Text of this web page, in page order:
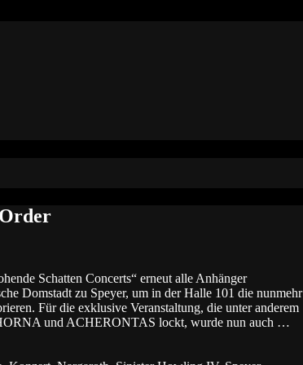
Schatten Concerts“ erneut alle Anhänger
Domstadt zu Speyer, um in der Halle 101 die nunmehr
Für die exklusive Veranstaltung, die unter anderem
und ACHERONTAS lockt, wurde nun auch …